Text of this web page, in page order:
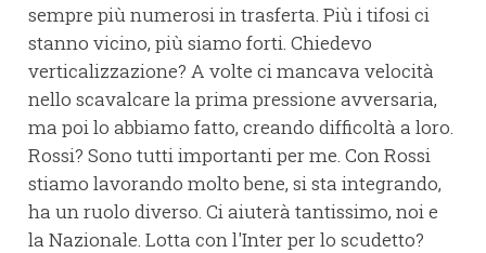
sempre più numerosi in trasferta. Più i tifosi ci
stanno vicino, più siamo forti. Chiedevo
verticalizzazione? A volte ci mancava velocità
nello scavalcare la prima pressione avversaria,
ma poi lo abbiamo fatto, creando difficoltà a loro.
Rossi? Sono tutti importanti per me. Con Rossi
stiamo lavorando molto bene, si sta integrando,
ha un ruolo diverso. Ci aiuterà tantissimo, noi e
la Nazionale. Lotta con l'Inter per lo scudetto?